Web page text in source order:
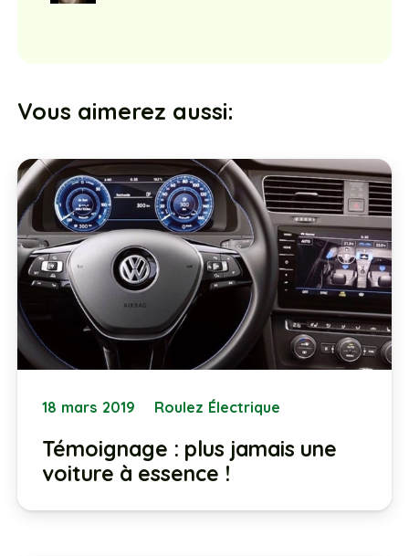
Vous aimerez aussi:
18 mars 2019 Roulez Électrique
Témoignage : plus jamais une
voiture à essence !